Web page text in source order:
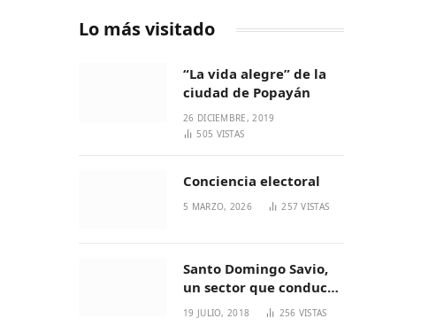
Lo más visitado
“La vida alegre” de la
ciudad de Popayán
26 DICIEMBRE, 2019
505 VISTAS
Conciencia electoral
5 MARZO, 2026 257VISTAS
Santo Domingo Savio,
un sector que conduce
a generaciones
increíbles
19 JULIO, 2018 256 VISTAS